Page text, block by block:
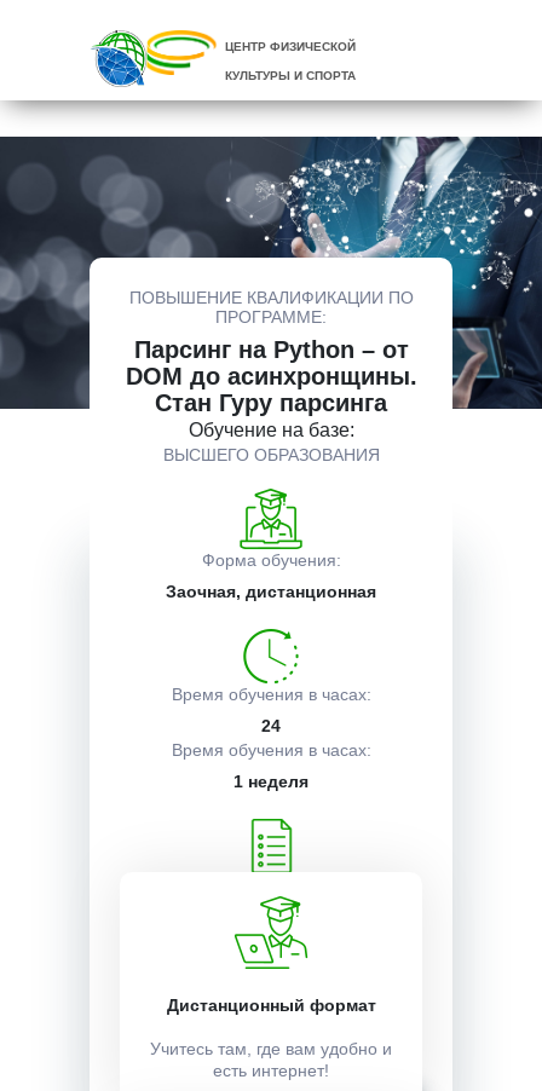
ЦЕНТР ФИЗИЧЕСКОЙ
КУЛЬТУРЫ И СПОРТА
ПОВЫШЕНИЕ КВАЛИФИКАЦИИ ПО
ПРОГРАММЕ:
Парсинг на Python – от
DOM до асинхронщины.
Стан Гуру парсинга
Обучение на базе:
ВЫСШЕГО ОБРАЗОВАНИЯ
Форма обучения:
Заочная, дистанционная
Время обучения в часах:
24
Время обучения в часах:
1 неделя
Получить
Стоимость:
Описание курса
Получаемые документы
Условия поступления
Дистанционный формат
Учитесь там, где вам удобно и
есть интернет!